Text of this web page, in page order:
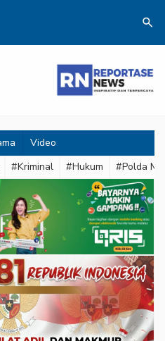
search
Video
#Kriminal #Hukum #Polda